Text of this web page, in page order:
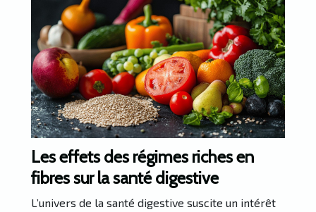
Les effets des régimes riches en
fibres sur la santé digestive
L’univers de la santé digestive suscite un intérêt